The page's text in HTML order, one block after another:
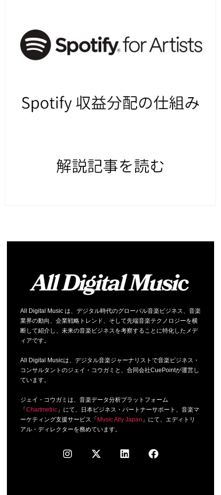
All Digital Music は、デジタル時代のグローバル音楽ビジネス、音楽
業界の動向、企業戦略トレンド、そして先端音楽テクノロジーを横
断して紹介し、未来の音楽ビジネスを考察することに特化したメデ
ィアです。
All Digital Musicは、デジタル音楽ジャーナリストで音楽ビジネス・
コンサルタントのジェイ・コウガミと、合同会社CuePointが運営し
ています。
ジェイ・コウガミは、音楽データ分析プラットフォーム
「Chartmetric」にて、日本ビジネス・パートナーサポート、音楽マ
ーケティング支援サービス「Music Ally Japan 」にて、エディトリ
アル・ディレクターを務めています。